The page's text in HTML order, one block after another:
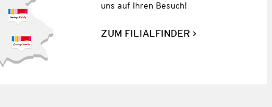
uns auf Ihren Besuch!
ZUM FILIALFINDER